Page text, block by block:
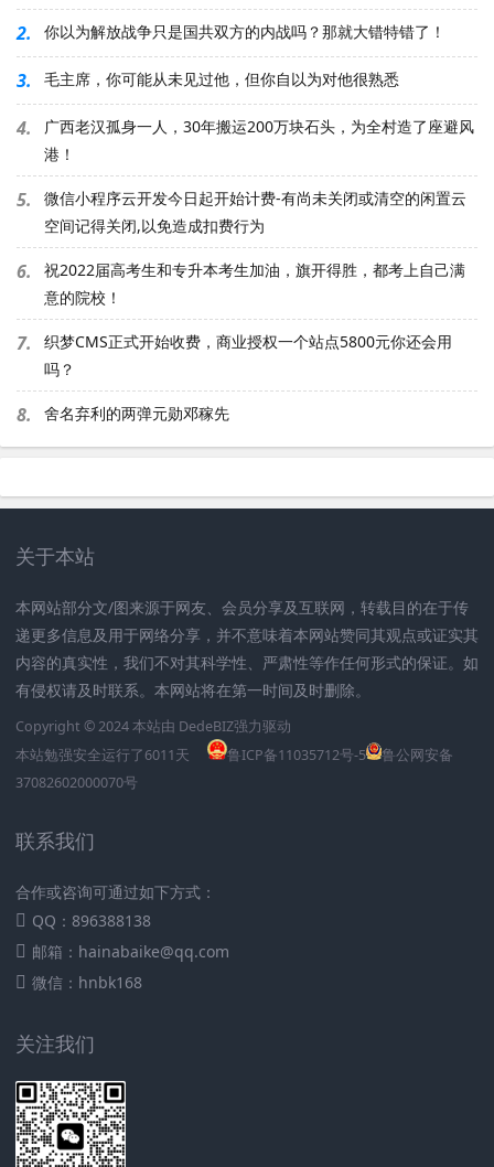
2. 你以为解放战争只是国共双方的内战吗？那就大错特错了！
3. 毛主席，你可能从未见过他，但你自以为对他很熟悉
4.
广西老汉孤身一人，30年搬运200万块石头，为全村造了座避风
港！
5.
微信小程序云开发今日起开始计费-有尚未关闭或清空的闲置云
空间记得关闭,以免造成扣费行为
6.
祝2022届高考生和专升本考生加油，旗开得胜，都考上自己满
意的院校！
7.
织梦CMS正式开始收费，商业授权一个站点5800元你还会用
吗？
8. 舍名弃利的两弹元勋邓稼先
关于本站
本网站部分文/图来源于网友、会员分享及互联网，转载目的在于传
递更多信息及用于网络分享，并不意味着本网站赞同其观点或证实其
内容的真实性，我们不对其科学性、严肃性等作任何形式的保证。如
有侵权请及时联系。本网站将在第一时间及时删除。
Copyright © 2024 本站由 DedeBIZ强力驱动
本站勉强安全运行了6011天 鲁ICP备11035712号-5
鲁公网安备
37082602000070号
联系我们
合作或咨询可通过如下方式：
QQ：896388138
邮箱：hainabaike@qq.com
微信：hnbk168
关注我们